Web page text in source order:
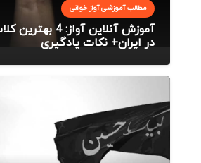
مطالب آموزشی آواز خوانی
آموزش آنلاین آواز: 4
در ایران+ نکات یادگیری